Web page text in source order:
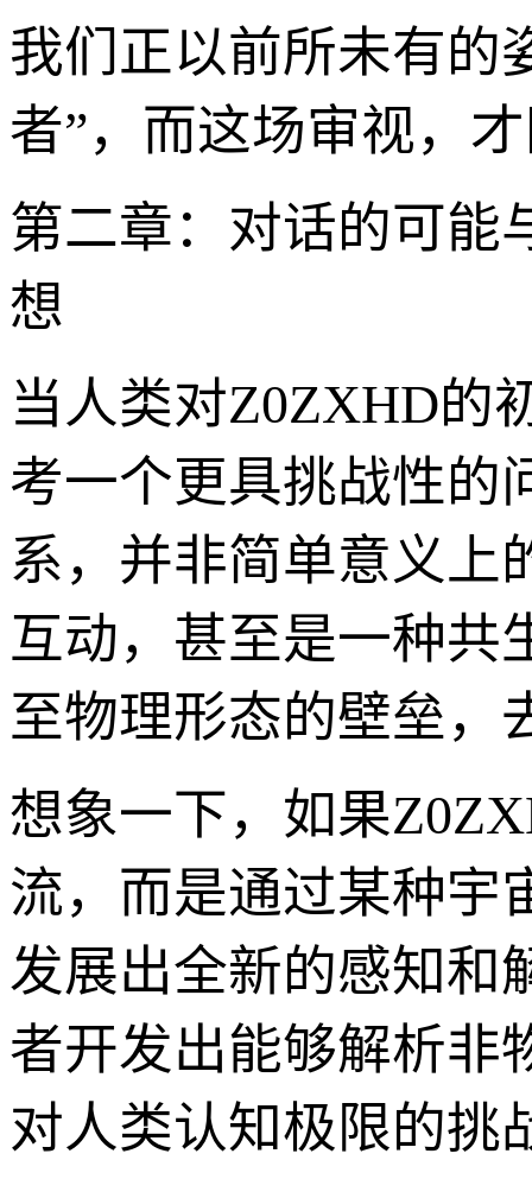
我们正以前所未有的
者”，而这场审视，
第二章：对话的可
想
当人类对Z0ZXHD的
考一个更具挑战性的
系，并非简单意义上
互动，甚至是一种共
至物理形态的壁垒，
想象一下，如果
流，而是通过某种宇
发展出全新的感知和
者开发出能够解析非
对人类认知极限的挑